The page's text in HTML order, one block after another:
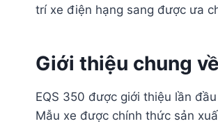
trí xe điện hạng sang được ưa
Giới thiệu chung
EQS 350 được giới thiệu lần
Mẫu xe được chính thức sản